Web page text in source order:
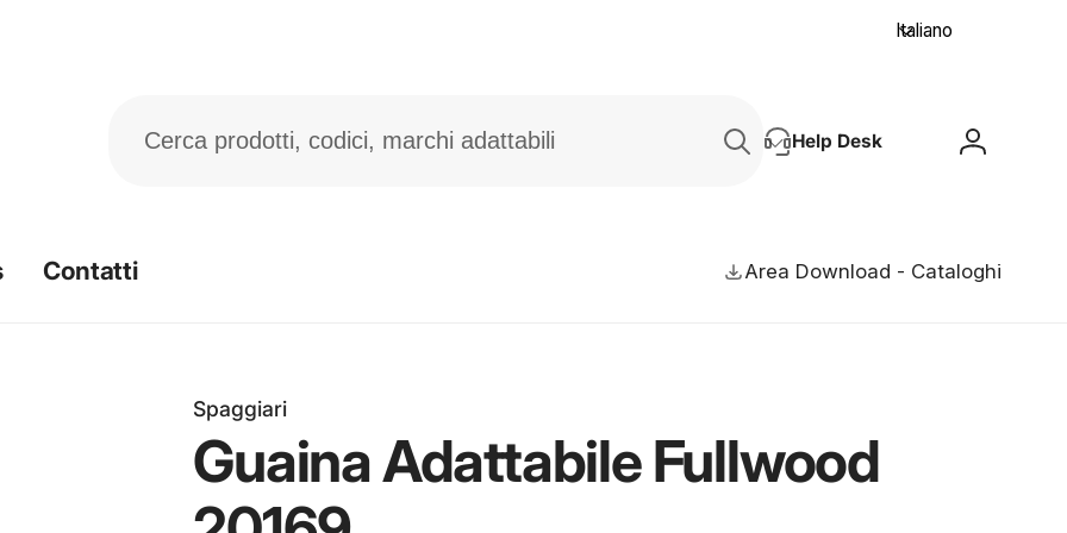
u
Italiano
prodotti,
Help Desk
Accedi
Contatti Area Download - Cataloghi
Spaggiari
Guaina Adattabile Fullwood